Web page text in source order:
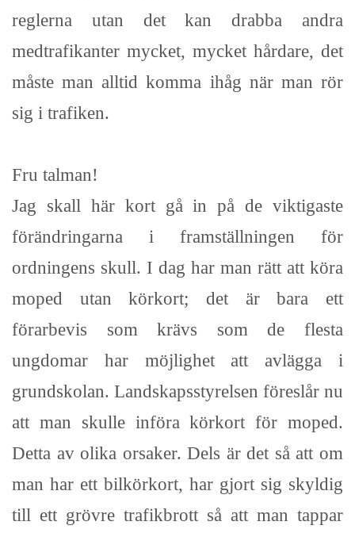
reglerna utan det kan drabba andra
medtrafikanter mycket, mycket hårdare, det
måste man alltid komma ihåg när man rör
sig i trafiken.
Fru talman!
Jag skall här kort gå in på de viktigaste
förändringarna i framställningen för
ordningens skull. I dag har man rätt att köra
moped utan körkort; det är bara ett
förarbevis som krävs som de flesta
ungdomar har möjlighet att avlägga i
grundskolan. Landskapsstyrelsen föreslår nu
att man skulle införa körkort för moped.
Detta av olika orsaker. Dels är det så att om
man har ett bilkörkort, har gjort sig skyldig
till ett grövre trafikbrott så att man tappar